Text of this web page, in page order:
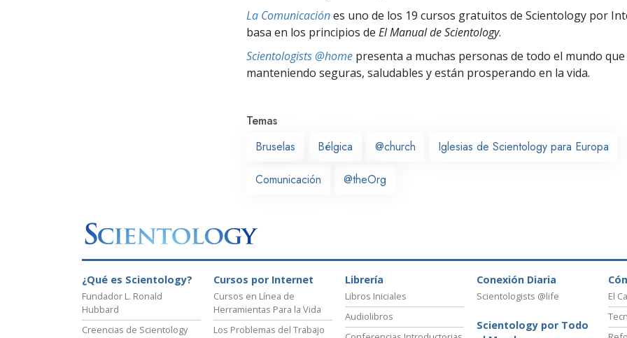
La Comunicaciónes uno de los 19 cursos gratuitos de Scientology por
basa en los principios de El Manual de Scientology.
Scientologists @home presenta a muchas personas de todo el mundo
manteniendo seguras, saludables y están prosperando en la vida.
Temas
Bruselas
Bélgica @church Iglesias de Scientology para Europa
Comunicación @theOrg
¿Qué es Scientology?
Fundador L. Ronald
Hubbard
Creencias de Scientology
Cursos por Internet
Cursos en Línea de
Herramientas Para la Vida
Los Problemas del Trabajo
Librería
Libros Iniciales
Audiolibros
Conexión Diaria
Scientologists @life
Scientology por Todo
El